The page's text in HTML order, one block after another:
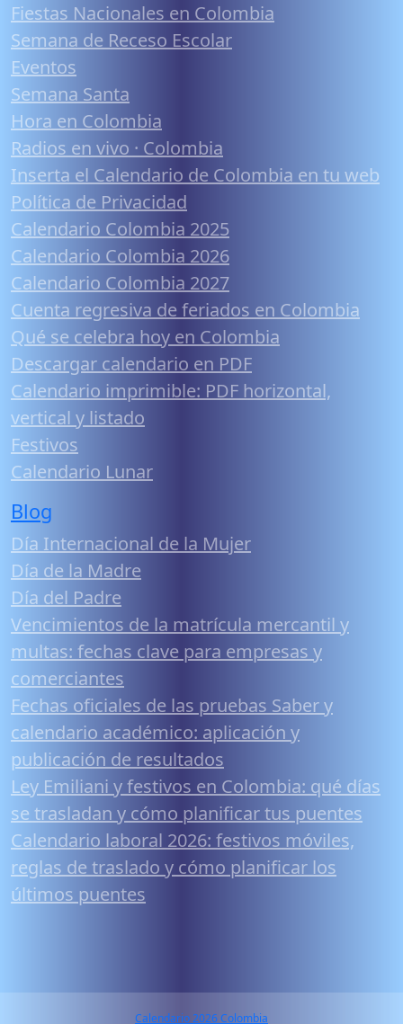
Fiestas Nacionales en Colombia
Semana de Receso Escolar
Eventos
Semana Santa
Hora en Colombia
Radios en vivo · Colombia
Inserta el Calendario de Colombia en tu web
Política de Privacidad
Calendario Colombia 2025
Calendario Colombia 2026
Calendario Colombia 2027
Cuenta regresiva de feriados en Colombia
Qué se celebra hoy en Colombia
Descargar calendario en PDF
Calendario imprimible: PDF horizontal,
vertical y listado
Festivos
Calendario Lunar
Blog
Día Internacional de la Mujer
Día de la Madre
Día del Padre
Vencimientos de la matrícula mercantil y
multas: fechas clave para empresas y
comerciantes
Fechas oficiales de las pruebas Saber y
calendario académico: aplicación y
publicación de resultados
Ley Emiliani y festivos en Colombia: qué días
se trasladan y cómo planificar tus puentes
Calendario laboral 2026: festivos móviles,
reglas de traslado y cómo planificar los
últimos puentes
Calendario 2026 Colombia